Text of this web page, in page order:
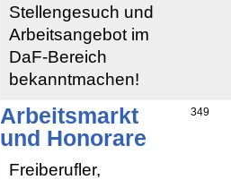
Stellengesuch und
Arbeitsangebot im
DaF-Bereich
bekanntmachen!
349
Arbeitsmarkt
und Honorare
Freiberufler,